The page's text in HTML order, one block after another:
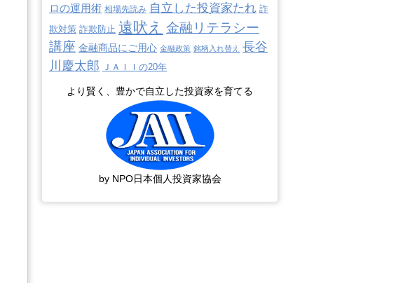
ロの運用術 相場先読み 自立した投資家たれ 詐
欺対策 詐欺防止 遠吠え 金融リテラシー
講座 金融商品にご用心 金融政策 銘柄入れ替え
長谷
川慶太郎 ＪＡＩＩの20年
より賢く、豊かで自立した投資家を育てる
by NPO日本個人投資家協会